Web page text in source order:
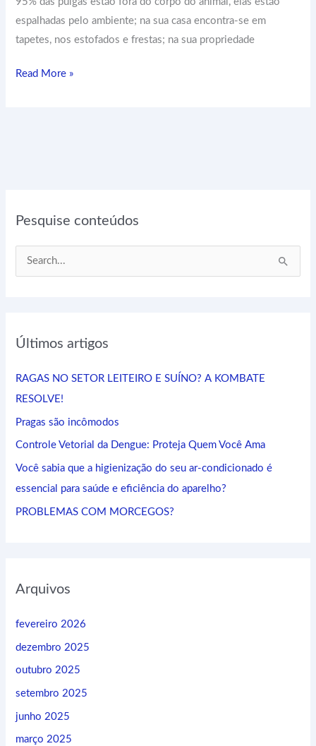
espalhadas pelo ambiente; na sua casa encontra-se em
tapetes, nos estofados e frestas; na sua propriedade
Read More »
Pesquise conteúdos
u
r
p
o
r
:
Últimos artigos
RAGAS NO SETOR LEITEIRO E SUÍNO? A KOMBATE
RESOLVE!
Pragas são incômodos
Controle Vetorial da Dengue: Proteja Quem Você Ama
Você sabia que a higienização do seu ar-condicionado é
essencial para saúde e eficiência do aparelho?
PROBLEMAS COM MORCEGOS?
Arquivos
fevereiro 2026
dezembro 2025
outubro 2025
setembro 2025
junho 2025
março 2025